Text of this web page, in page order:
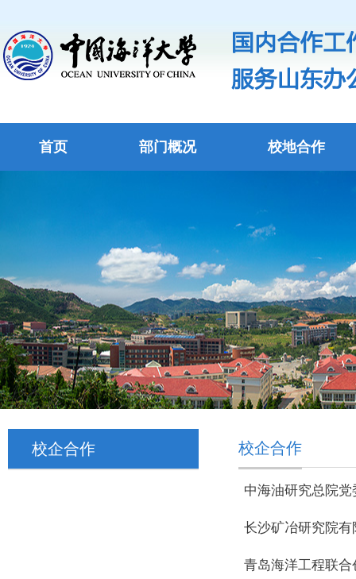
首页 部门概况 校地合作
校企合作 校企合作
中海油研究总院
长沙矿冶研究院
青岛海洋工程联